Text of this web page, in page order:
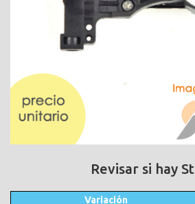
Revisar si hay
Variación